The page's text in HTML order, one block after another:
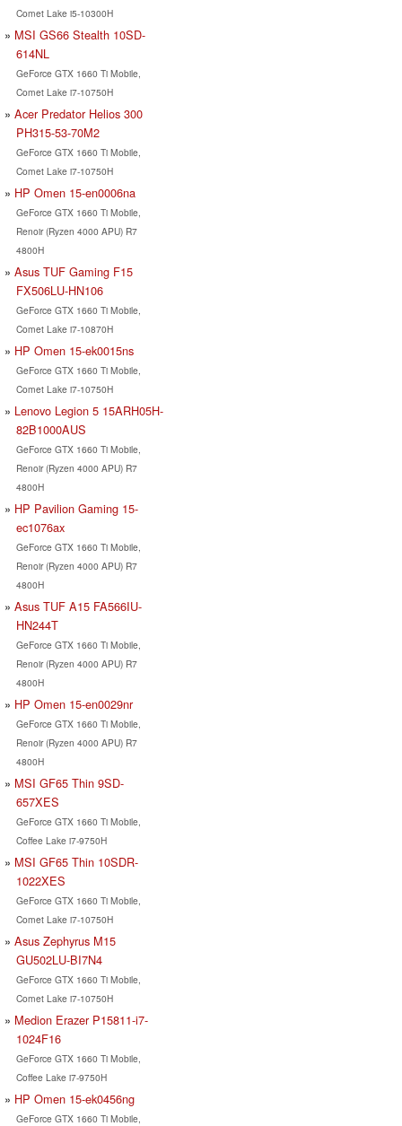
Comet Lake i5-10300H
MSI GS66 Stealth 10SD-
614NL
GeForce GTX 1660 Ti Mobile,
Comet Lake i7-10750H
Acer Predator Helios 300
PH315-53-70M2
GeForce GTX 1660 Ti Mobile,
Comet Lake i7-10750H
HP Omen 15-en0006na
GeForce GTX 1660 Ti Mobile,
Renoir (Ryzen 4000 APU) R7
4800H
Asus TUF Gaming F15
FX506LU-HN106
GeForce GTX 1660 Ti Mobile,
Comet Lake i7-10870H
HP Omen 15-ek0015ns
GeForce GTX 1660 Ti Mobile,
Comet Lake i7-10750H
Lenovo Legion 5 15ARH05H-
82B1000AUS
GeForce GTX 1660 Ti Mobile,
Renoir (Ryzen 4000 APU) R7
4800H
HP Pavilion Gaming 15-
ec1076ax
GeForce GTX 1660 Ti Mobile,
Renoir (Ryzen 4000 APU) R7
4800H
Asus TUF A15 FA566IU-
HN244T
GeForce GTX 1660 Ti Mobile,
Renoir (Ryzen 4000 APU) R7
4800H
HP Omen 15-en0029nr
GeForce GTX 1660 Ti Mobile,
Renoir (Ryzen 4000 APU) R7
4800H
MSI GF65 Thin 9SD-
657XES
GeForce GTX 1660 Ti Mobile,
Coffee Lake i7-9750H
MSI GF65 Thin 10SDR-
1022XES
GeForce GTX 1660 Ti Mobile,
Comet Lake i7-10750H
Asus Zephyrus M15
GU502LU-BI7N4
GeForce GTX 1660 Ti Mobile,
Comet Lake i7-10750H
Medion Erazer P15811-i7-
1024F16
GeForce GTX 1660 Ti Mobile,
Coffee Lake i7-9750H
HP Omen 15-ek0456ng
GeForce GTX 1660 Ti Mobile,